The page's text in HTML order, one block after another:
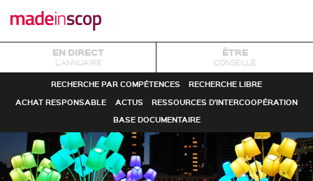
EN DIRECT
L'ANNUAIRE
ÊTRE
CONSEILLÉ
RECHERCHE PAR COMPÉTENCES
RECHERCHE LIBRE
ACHAT RESPONSABLE
ACTUS
RESSOURCES D'INTERCOOPÉRATION
BASE DOCUMENTAIRE